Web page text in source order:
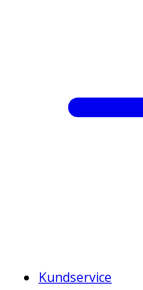
Kundservice